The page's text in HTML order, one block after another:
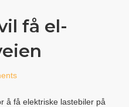
få el-
å få elektriske lastebiler på